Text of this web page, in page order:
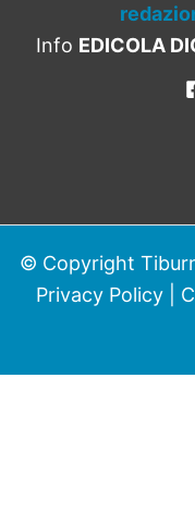
Info EDICOLA
© Copyright
Privacy Policy|